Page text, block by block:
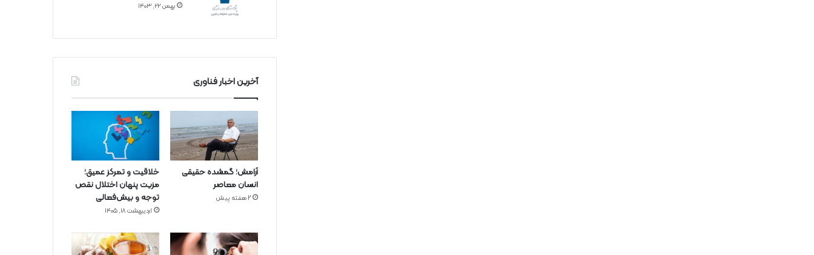
بهمن ۲۲, ۱۴۰۳
آخرین اخبار فناوری
آرامش؛ گمشده حقیقی
انسان معاصر
2 هفته پیش
خلاقیت و تمرکز عمیق؛
مزیت پنهان اختلال نقص
توجه و بیش‌فعالی
اردیبهشت ۱۸, ۱۴۰۵